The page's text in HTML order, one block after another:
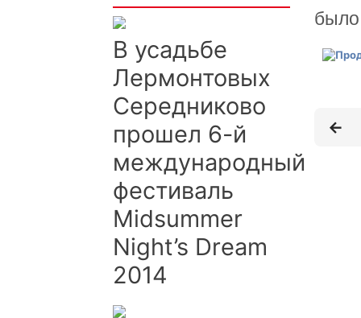
В усадьбе
Лермонтовых
Середниково
прошел 6-й
международный
фестиваль
Midsummer
Night’s Dream
2014